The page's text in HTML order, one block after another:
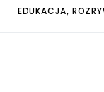
EDUKACJA,